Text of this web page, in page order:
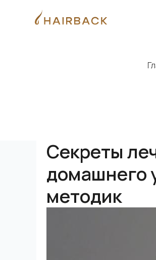
Секреты
домашнего
методик